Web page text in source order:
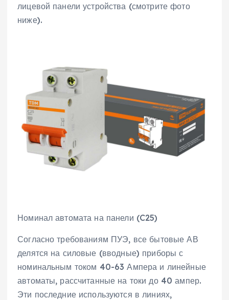
лицевой панели устройства (смотрите фото
ниже).
Номинал автомата на панели (C25)
Согласно требованиям ПУЭ, все бытовые АВ
делятся на силовые (вводные) приборы с
номинальным током 40-63 Ампера и линейные
автоматы, рассчитанные на токи до 40 ампер.
Эти последние используются в линиях,